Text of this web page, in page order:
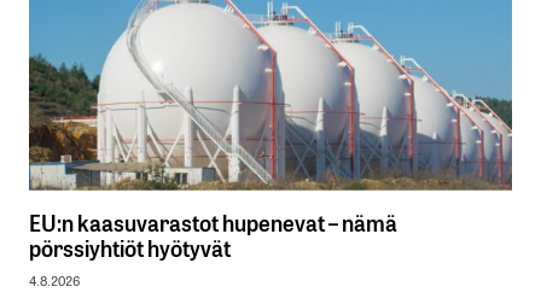
EU:n kaasuvarastot hupenevat – nämä
pörssiyhtiöt hyötyvät
4.8.2026